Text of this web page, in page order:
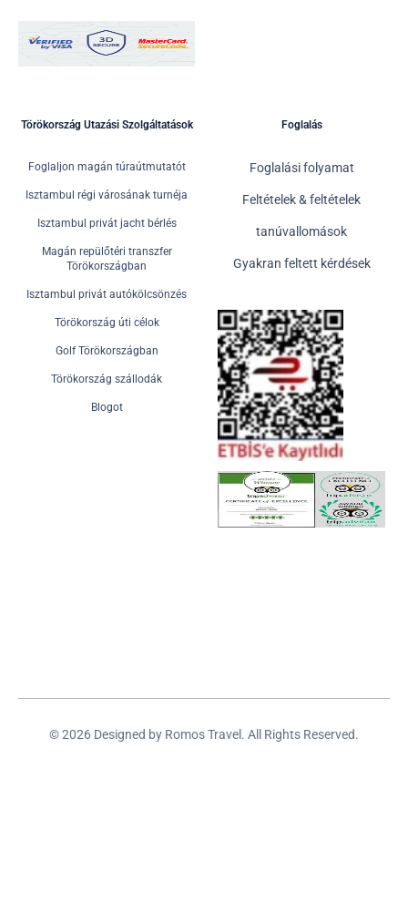
Törökország Utazási Szolgáltatások
Foglaljon magán túraútmutatót
Isztambul régi városának turnéja
Isztambul privát jacht bérlés
Magán repülőtéri transzfer
Törökországban
Isztambul privát autókölcsönzés
Törökország úti célok
Golf Törökországban
Törökország szállodák
Blogot
Foglalás
Foglalási folyamat
Feltételek & feltételek
tanúvallomások
Gyakran feltett kérdések
© 2026 Designed by Romos Travel. All Rights Reserved.